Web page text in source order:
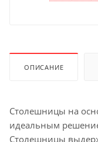
ОПИСАНИЕ
Столешницы на
идеальным
Столешницы